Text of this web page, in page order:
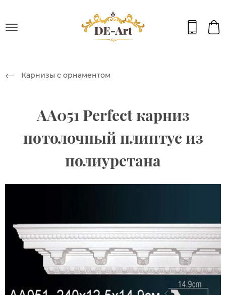
Карнизы с орнаментом
AA051 Perfect карниз
потолочный плинтус из
полиуретана